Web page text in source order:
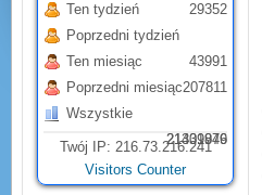
Ten tydzień
Poprzedni tydzień
Ten miesiąc
Poprzedni miesiąc
Wszystkie
29352
21331879
43991
207811
21409946
Twój IP: 216.73.216.241
Visitors Counter